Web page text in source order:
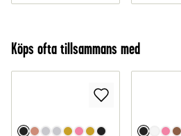
Köps ofta tillsammans med